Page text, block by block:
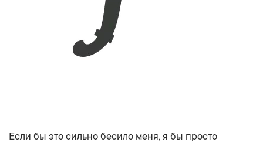
Если бы это сильно бесило меня, я бы просто